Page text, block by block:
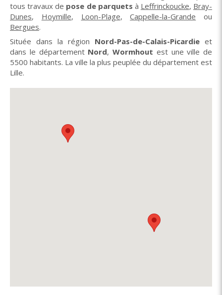
tous travaux de pose de parquets à Leffrinckoucke, Bray-
Dunes, Hoymille, Loon-Plage,Cappelle-la-Grande ou
Bergues.
Située dans la région Nord-Pas-de-Calais-Picardie et
dans le département Nord, Wormhout est une ville de
5500 habitants. La ville la plus peuplée du département est
Lille.